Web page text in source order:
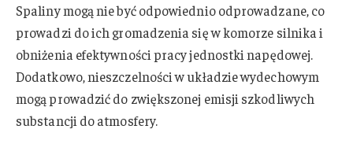
Spaliny mogą nie być odpowiednio odprowadzane, co
prowadzi do ich gromadzenia się w komorze silnika i
obniżenia efektywności pracy jednostki napędowej.
Dodatkowo, nieszczelności w układzie wydechowym
mogą prowadzić do zwiększonej emisji szkodliwych
substancji do atmosfery.